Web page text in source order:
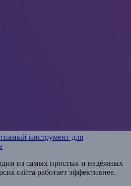
инструмент для
из самых простых и надёжных
сайта работает эффективнее.